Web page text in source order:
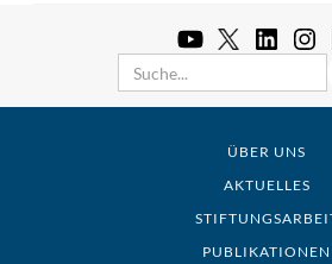
ÜBER UNS
AKTUELLES
PUBLIKATIONEN